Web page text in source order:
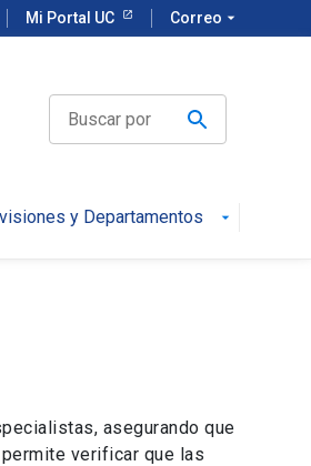
Mi Portal UC Correo arrow_drop_down
y Departamentos
asegurando que
verificar que las